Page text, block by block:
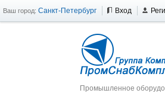
Ваш город: Санкт-Петербург Вход
Промышленное